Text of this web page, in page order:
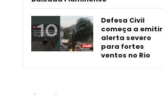
Defesa Civil
começa a emitir
alerta severo
para fortes
ventos no Rio